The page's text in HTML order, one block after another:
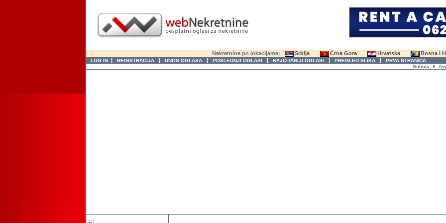
Nekretnine po lokacijama: Srbija Crna Gora Hrvatska Bosna i
LOG IN | REGISTRACIJA | UNOS OGLASA | POSLEDNJI OGLASI | NAJČITANIJI OGLASI | PREGLED SLIKA | PRVA STRANICA
Subota, 8.